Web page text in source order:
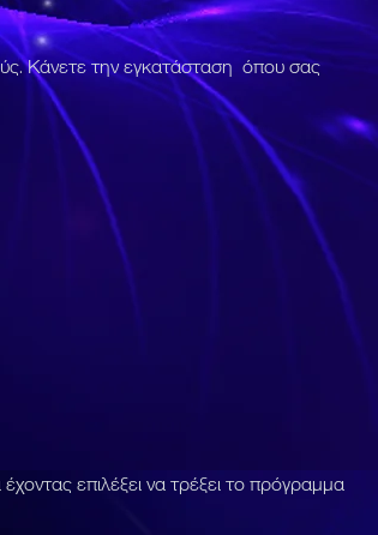
Κάνετε την εγκατάσταση όπου σας
επιλέξει να τρέξει το πρόγραμμα